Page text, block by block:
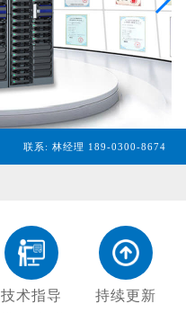
联系: 林经理 189-0300-8674
技术指导 持续更新